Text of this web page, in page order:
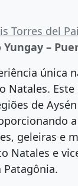
Torres del
–
Natales.
de
geleiras e
Natales e
Patagônia.